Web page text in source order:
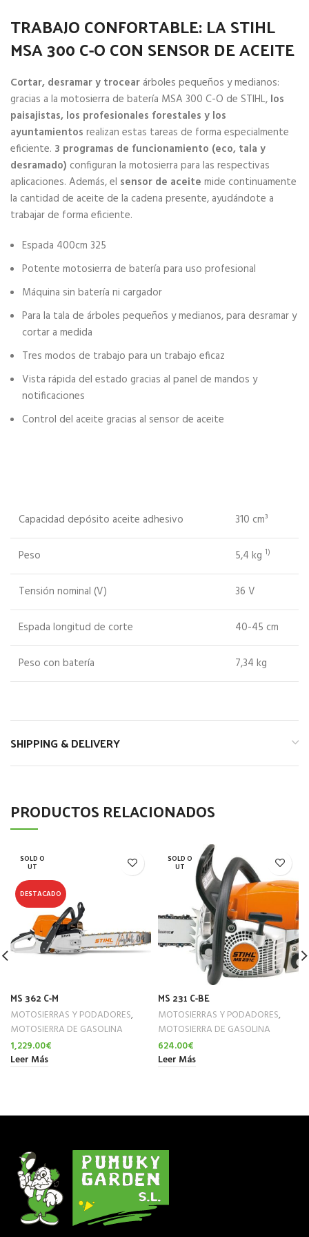
TRABAJO CONFORTABLE: LA STIHL
MSA 300 C-O CON SENSOR DE ACEITE
Cortar, desramar y trocear árboles pequeños y medianos:
gracias a la motosierra de batería MSA 300 C-O de STIHL, los
paisajistas, los profesionales forestales y los
ayuntamientos realizan estas tareas de forma especialmente
eficiente. 3 programas de funcionamiento (eco, tala y
desramado) configuran la motosierra para las respectivas
aplicaciones. Además, el sensor de aceite mide continuamente
la cantidad de aceite de la cadena presente, ayudándote a
trabajar de forma eficiente.
Espada 400cm 325
Potente motosierra de batería para uso profesional
Máquina sin batería ni cargador
Para la tala de árboles pequeños y medianos, para desramar y
cortar a medida
Tres modos de trabajo para un trabajo eficaz
Vista rápida del estado gracias al panel de mandos y
notificaciones
Control del aceite gracias al sensor de aceite
Capacidad depósito aceite adhesivo 310 cm³
Peso 5,4 kg 1)
Tensión nominal (V) 36 V
Espada longitud de corte 40-45 cm
Peso con batería 7,34 kg
SHIPPING & DELIVERY
PRODUCTOS RELACIONADOS
SOLD O
UT
DESTACADO
MS 362 C-M
MOTOSIERRAS Y PODADORES,
MOTOSIERRA DE GASOLINA
1,229.00€
Leer Más
SOLD O
UT
MS 231 C-BE
MOTOSIERRAS Y PODADORES,
MOTOSIERRA DE GASOLINA
624.00€
Leer Más